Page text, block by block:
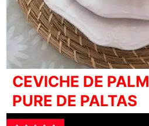
CEVICHE DE
PURE DE PALTAS